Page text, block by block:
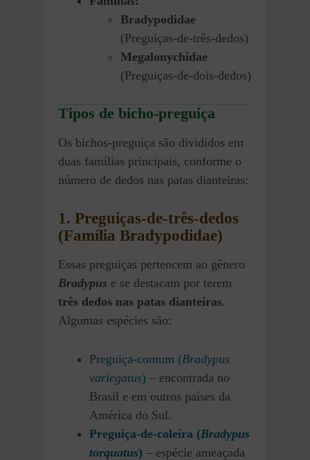
Bradypodidae
(Preguiças-de-três-dedos)
Megalonychidae
(Preguiças-de-dois-dedos)
Tipos de bicho-preguiça
Os bichos-preguiça são divididos em
duas famílias principais, conforme o
número de dedos nas patas dianteiras:
1. Preguiças-de-três-dedos
(Família Bradypodidae)
Essas preguiças pertencem ao gênero
Bradypus e se destacam por terem
três dedos nas patas dianteiras.
Algumas espécies são:
Preguiça-comum (Bradypus
variegatus) – encontrada no
Brasil e em outros países da
América do Sul.
Preguiça-de-coleira (Bradypus
torquatus) – espécie ameaçada